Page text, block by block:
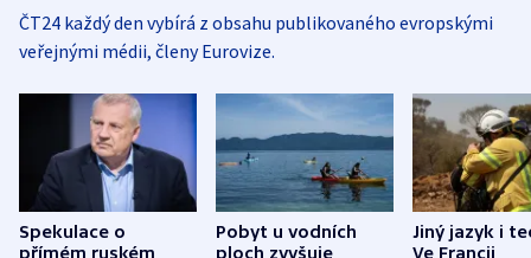
ČT24 každý den vybírá z obsahu publikovaného evropskými
veřejnými médii, členy Eurovize.
Spekulace o
přímém ruském
Pobyt u vodních
ploch zvyšuje
Jiný jazyk i
Ve Francii